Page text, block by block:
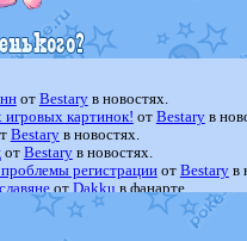
от Bestaryв новостях.
картинок! от Bestaryв
Bestaryв новостях.
от Bestaryв новостях.
регистрацииот Bestaryв
от Dakku в фанарте.
отMavisNyanCatв фанарте.
в фанарте.